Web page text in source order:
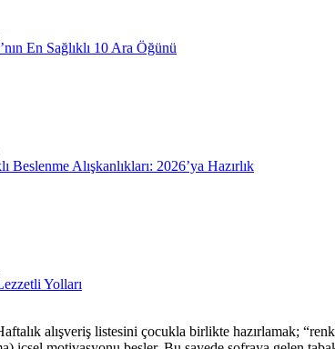
En Sağlıklı 10 Ara Öğünü
Beslenme Alışkanlıkları: 2026’ya Hazırlık
Yolları
alışveriş listesini çocukla birlikte hazırlamak;